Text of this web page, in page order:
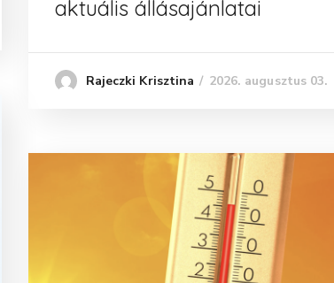
aktuális állásajánlatai
Rajeczki Krisztina 2026. augusztus 03.